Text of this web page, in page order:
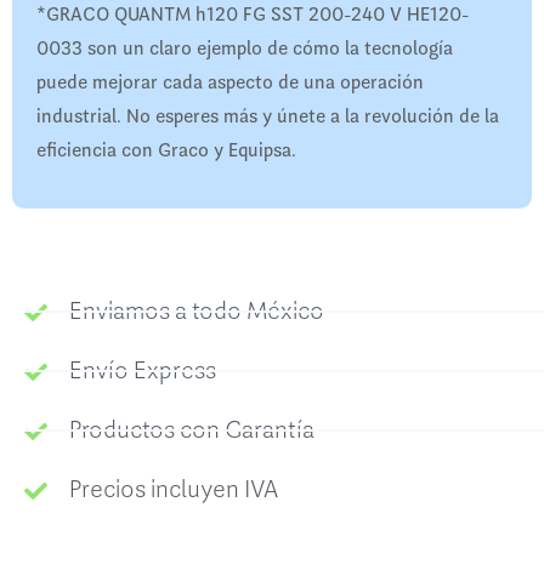
*GRACO QUANTM h120 FG SST 200-240 V HE120-
0033 son un claro ejemplo de cómo la tecnología
puede mejorar cada aspecto de una operación
industrial. No esperes más y únete a la revolución de la
eficiencia con Graco y Equipsa.
Enviamos a todo México
Envío Express
Productos con Garantía
Precios incluyen IVA